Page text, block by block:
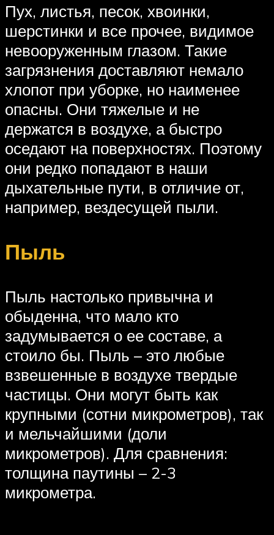
Пух, листья, песок, хвоинки,
шерстинки и все прочее, видимое
невооруженным глазом. Такие
загрязнения доставляют немало
хлопот при уборке, но наименее
опасны. Они тяжелые и не
держатся в воздухе, а быстро
оседают на поверхностях. Поэтому
они редко попадают в наши
дыхательные пути, в отличие от,
например, вездесущей пыли.
Пыль
Пыль настолько привычна и
обыденна, что мало кто
задумывается о ее составе, а
стоило бы. Пыль – это любые
взвешенные в воздухе твердые
частицы. Они могут быть как
крупными (сотни микрометров), так
и мельчайшими (доли
микрометров). Для сравнения:
толщина паутины – 2-3
микрометра.